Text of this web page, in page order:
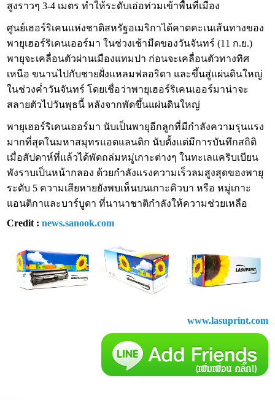
สูงราวๆ 3-4 เมตร ทำให้ระดับเอ่อท่วมเข้าพื้นที่เมือง
ศูนย์เฮอร์ริเคนแห่งชาติสหรัฐอเมริกาได้คาดคะเนเส้นทางของ
พายุเฮอร์ริเคนเออร์มา ในช่วงเช้ามืดของวันจันทร์ (11 ก.ย.)
พายุจะเคลื่อนตัวผ่านเมืองแทมปา ก่อนจะเคลื่อนตัวทางทิศ
เหนือ ขนานไปกับชายฝั่งแหลมฟลอริดา และขึ้นสู่แผ่นดินใหญ่
ในช่วงค่ำวันจันทร์ โดยเชื่อว่าพายุเฮอร์ริเคนเออร์มาน่าจะ
สลายตัวไปวันพุธนี้ หลังจากพัดขึ้นแผ่นดินใหญ่
พายุเฮอร์ริเคนเออร์มา นับเป็นพายุอีกลูกที่มีกำลังความรุนแรง
มากที่สุดในมหาสมุทรแอตแลนติก นับตั้งแต่มีการบันทึกสถิติ
เมื่อสัปดาห์ที่แล้วได้พัดถล่มหมู่เกาะต่างๆ ในทะเลแคริบเบียน
พังราบเป็นหน้ากลอง ด้วยกำลังแรงความเร็วลมสูงสุดของพายุ
ระดับ 5 ความเสียหายยังพบเห็นบนเกาะคิวบา หรือ หมู่เกาะ
แอนติกาและบาร์บูดา ที่นานาชาติกำลังให้ความช่วยเหลือ
Credit :news.sanook.com
www.lasuprint.com